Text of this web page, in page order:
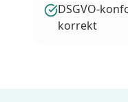
DSGVO-
korrekt